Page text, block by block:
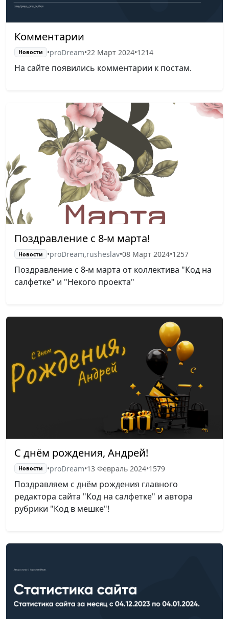
Комментарии
Новости •proDream•22 Март 2024•1214
На сайте появились комментарии к постам.
Поздравление с 8-м марта!
Новости •proDream,rusheslav•08 Март 2024•1257
Поздравление с 8-м марта от коллектива "Код на
салфетке" и "Некого проекта"
С днём рождения, Андрей!
Новости •proDream•13 Февраль 2024•1579
Поздравляем с днём рождения главного
редактора сайта "Код на салфетке" и автора
рубрики "Код в мешке"!